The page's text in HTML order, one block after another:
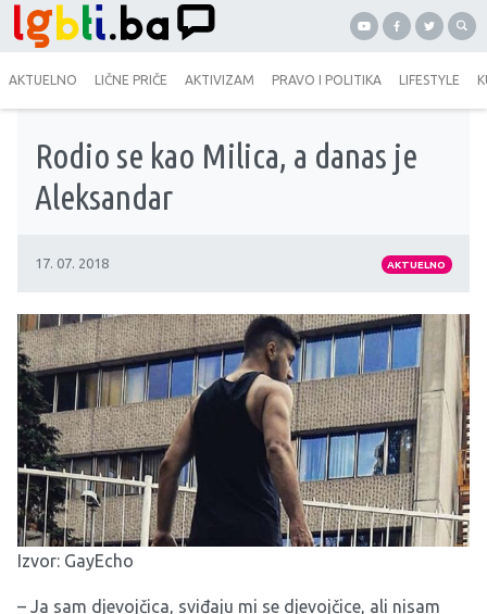
AKTUELNO LIČNE PRIČE AKTIVIZAM PRAVO I POLITIKA LIFESTYLE
Rodio se kao Milica, a danas je
Aleksandar
17. 07. 2018 AKTUELNO
Izvor: GayEcho
– Ja sam djevojčica, sviđaju mi se djevojčice, ali nisam